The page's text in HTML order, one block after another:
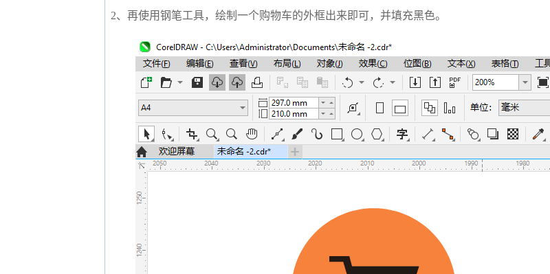
2、再使用钢笔工具，绘制一个购物车的外框出来即可，并填充黑色。